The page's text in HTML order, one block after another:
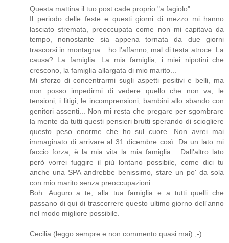
Questa mattina il tuo post cade proprio "a fagiolo".
Il periodo delle feste e questi giorni di mezzo mi hanno
lasciato stremata, preoccupata come non mi capitava da
tempo, nonostante sia appena tornata da due giorni
trascorsi in montagna... ho l'affanno, mal di testa atroce. La
causa? La famiglia. La mia famiglia, i miei nipotini che
crescono, la famiglia allargata di mio marito...
Mi sforzo di concentrarmi sugli aspetti positivi e belli, ma
non posso impedirmi di vedere quello che non va, le
tensioni, i litigi, le incomprensioni, bambini allo sbando con
genitori assenti... Non mi resta che pregare per sgombrare
la mente da tutti questi pensieri brutti sperando di sciogliere
questo peso enorme che ho sul cuore. Non avrei mai
immaginato di arrivare al 31 dicembre così. Da un lato mi
faccio forza, è la mia vita la mia famiglia... Dall'altro lato
però vorrei fuggire il più lontano possibile, come dici tu
anche una SPA andrebbe benissimo, stare un po' da sola
con mio marito senza preoccupazioni.
Boh. Auguro a te, alla tua famiglia e a tutti quelli che
passano di qui di trascorrere questo ultimo giorno dell'anno
nel modo migliore possibile.
Cecilia (leggo sempre e non commento quasi mai) ;-)